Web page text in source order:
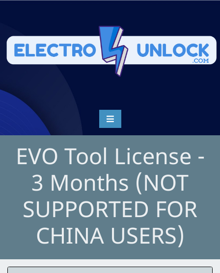
EVO Tool License -
3 Months (NOT
SUPPORTED FOR
CHINA USERS)